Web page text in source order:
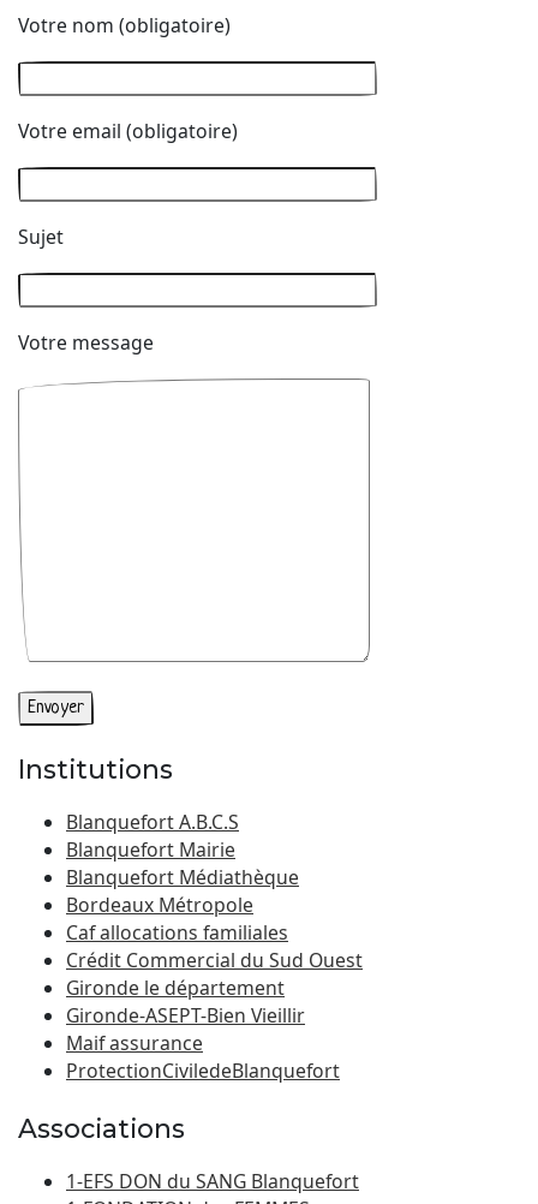
Votre nom (obligatoire)
Votre email (obligatoire)
Sujet
Votre message
Institutions
Blanquefort A.B.C.S
Blanquefort Mairie
Blanquefort Médiathèque
Bordeaux Métropole
Caf allocations familiales
Crédit Commercial du Sud Ouest
Gironde le département
Gironde-ASEPT-Bien Vieillir
Maif assurance
ProtectionCiviledeBlanquefort
Associations
1-EFS DON du SANG Blanquefort